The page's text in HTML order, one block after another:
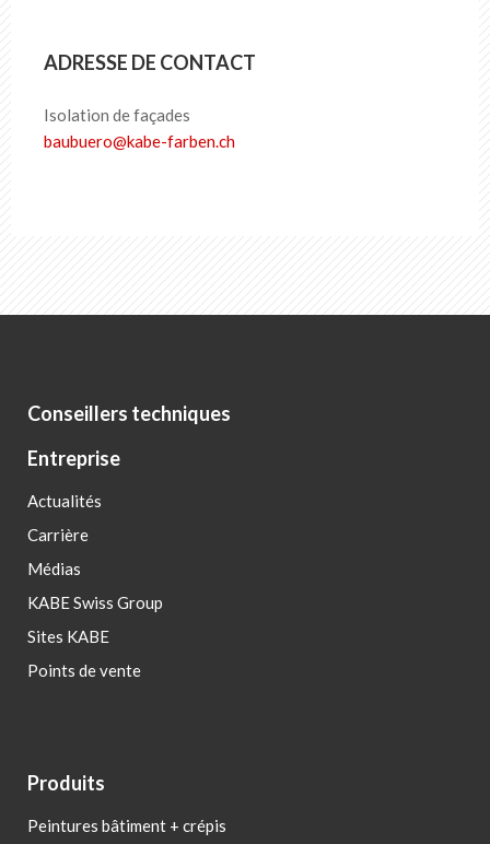
ADRESSE DE CONTACT
Isolation de façades
baubuero@kabe-farben.ch
Conseillers techniques
Entreprise
Actualités
Carrière
Médias
KABE Swiss Group
Sites KABE
Points de vente
Produits
Peintures bâtiment + crépis